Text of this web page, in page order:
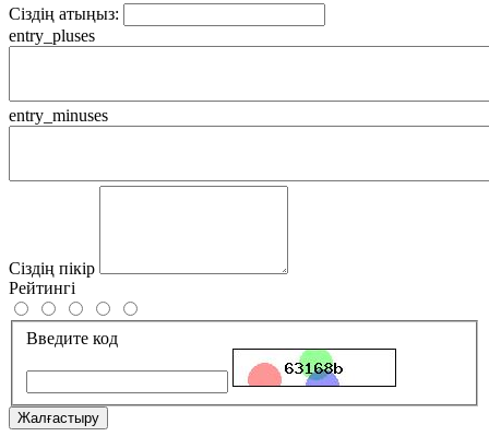
Сіздің атыңыз:
entry_pluses
entry_minuses
Сіздің пікір
Рейтингі
Введите код
Жалғастыру